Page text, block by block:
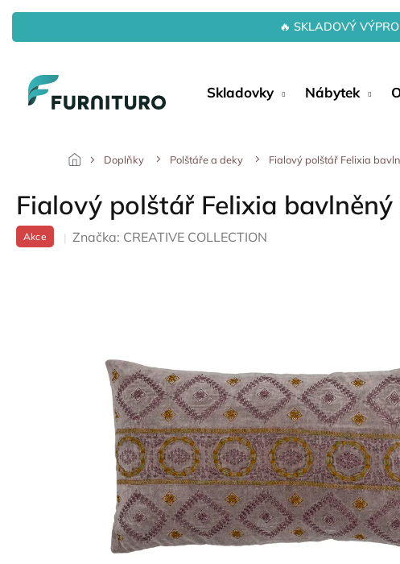
Přejít
obsah
🔥 SKLADOVÝ
Skladovky Nábytek
Doplňky Polštáře a deky Fialový polštář Felixia
Fialový polštář Felixia
Akce Značka: CREATIVE COLLECTION